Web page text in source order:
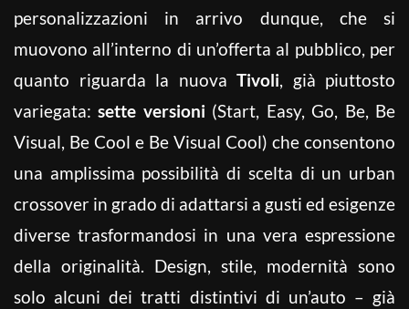
personalizzazioni in arrivo dunque, che si
muovono all’interno di un’offerta al pubblico, per
quanto riguarda la nuova Tivoli, già piuttosto
variegata:sette versioni (Start, Easy, Go, Be, Be
Visual, Be Cool e Be Visual Cool) che consentono
una amplissima possibilità di scelta di un urban
crossover in grado di adattarsi a gusti ed esigenze
diverse trasformandosi in una vera espressione
della originalità. Design, stile, modernità sono
solo alcuni dei tratti distintivi di un’auto – già